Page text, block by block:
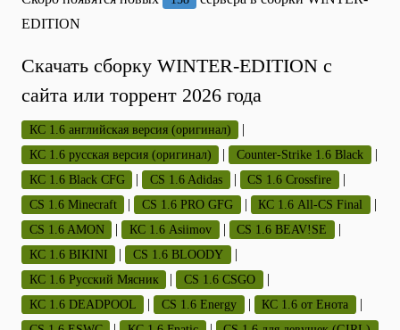
EDITION
Скачать сборку WINTER-EDITION с
сайта или торрент 2026 года
КС 1.6 английская версия (оригинал) |
КС 1.6 русская версия (оригинал) | Counter-Strike 1.6 Black |
КС 1.6 Black CFG | CS 1.6 Adidas | CS 1.6 Crossfire |
CS 1.6 Minecraft | CS 1.6 PRO GFG | КС 1.6 All-CS Final |
CS 1.6 AMON | КС 1.6 Asiimov | CS 1.6 BEAV!SE |
КС 1.6 BIKINI | CS 1.6 BLOODY |
КС 1.6 Русский Мясник | CS 1.6 CSGO |
КС 1.6 DEADPOOL | CS 1.6 Energy | КС 1.6 от Енота |